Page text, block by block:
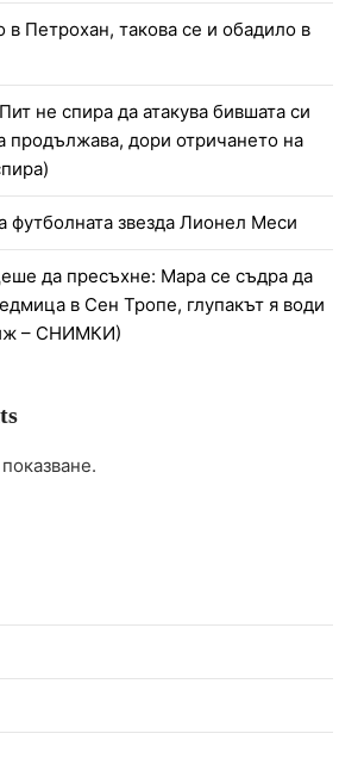
в Петрохан, такова се и обадило в
не спира да атакува бившата си
продължава, дори отричането на
футболната звезда Лионел Меси
да пресъхне: Мара се съдра да
в Сен Тропе, глупакът я води
– СНИМКИ)